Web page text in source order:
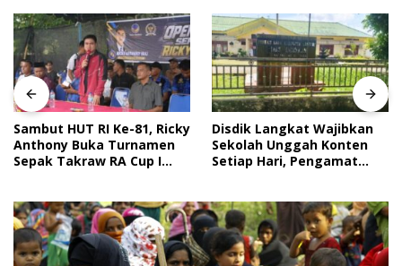
Sambut HUT RI Ke-81, Ricky
Anthony Buka Turnamen
Sepak Takraw RA Cup I
Disdik Langkat Wajibkan
Sekolah Unggah Konten
Setiap Hari, Pengamat